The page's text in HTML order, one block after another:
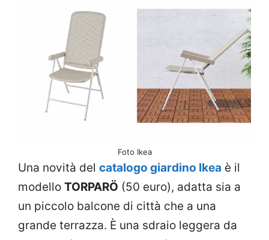
Foto Ikea
Una novità del catalogo giardino Ikea è il
modello TORPARÖ (50 euro), adatta sia a
un piccolo balcone di città che a una
grande terrazza. È una sdraio leggera da